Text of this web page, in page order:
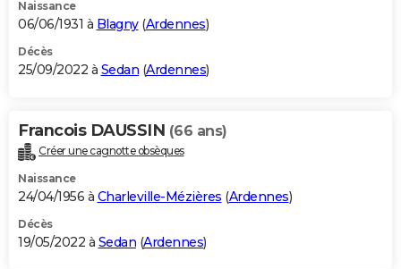
Naissance
06/06/1931 à Blagny(Ardennes)
Décès
25/09/2022 à Sedan (Ardennes)
Francois DAUSSIN (66 ans)
Créer une cagnotte obsèques
Naissance
24/04/1956 à Charleville-Mézières (Ardennes)
Décès
19/05/2022 à Sedan (Ardennes)